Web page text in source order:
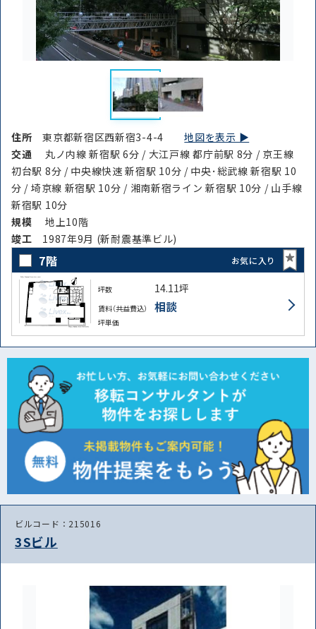
住所東京都新宿区西新宿3-4-4地図を表示 ▶︎
交通
丸ノ内線 新宿駅 6分 / 大江戸線 都庁前駅 8分 / 京王線
初台駅 8分 / 中央線快速 新宿駅 10分 / 中央･総武線 新宿駅 10
分 / 埼京線 新宿駅 10分 / 湘南新宿ライン 新宿駅 10分 / 山手線
新宿駅 10分
規模
地上10階
竣⼯ 1987年9月 (新耐震基準ビル)
7階 お気に入り
坪数 14.11坪
賃料（共益費込） 相談
坪単価
ビルコード：215016
3Sビル